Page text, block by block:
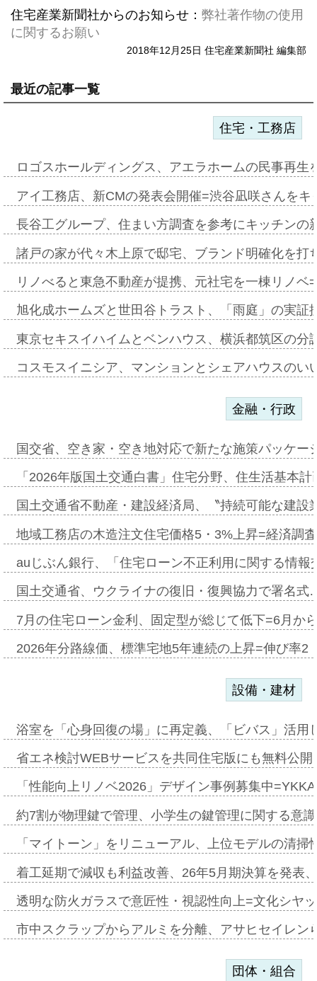
住宅産業新聞社からのお知らせ： 弊社著作物の使用
に関するお願い
2018年12月25日 住宅産業新聞社 編集部
最近の記事一覧
住宅・工務店
ロゴスホールディングス、アエラホームの民事再
アイ工務店、新CMの発表会開催=渋谷凪咲さんを
長谷工グループ、住まい方調査を参考にキッチン
諸戸の家が代々木上原で邸宅、ブランド明確化を
リノべると東急不動産が提携、元社宅を一棟リノ
旭化成ホームズと世田谷トラスト、「雨庭」の実
東京セキスイハイムとベンハウス、横浜都筑区の
コスモスイニシア、マンションとシェアハウスの
金融・行政
国交省、空き家・空き地対応で新たな施策パッケ
「2026年版国土交通白書」住宅分野、住生活基本
国土交通省不動産・建設経済局、〝持続可能な建
地域工務店の木造注文住宅価格5・3%上昇=経済調
auじぶん銀行、「住宅ローン不正利用に関する情
国土交通省、ウクライナの復旧・復興協力で署名
7月の住宅ローン金利、固定型が総じて低下=6月か
2026年分路線価、標準宅地5年連続の上昇=伸び率
設備・建材
浴室を「心身回復の場」に再定義、「ビバス」活
省エネ検討WEBサービスを共同住宅版にも無料公
「性能向上リノベ2026」デザイン事例募集中
約7割が物理鍵で管理、小学生の鍵管理に関する意
「マイトーン」をリニューアル、上位モデルの清
着工延期で減収も利益改善、26年5月期決算を発表
透明な防火ガラスで意匠性・視認性向上=文化シヤ
市中スクラップからアルミを分離、アサヒセイレ
団体・組合